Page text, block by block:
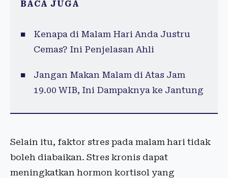
BACA JUGA
Kenapa di Malam Hari Anda Justru
Cemas? Ini Penjelasan Ahli
Jangan Makan Malam di Atas Jam
19.00 WIB, Ini Dampaknya ke Jantung
Selain itu, faktor stres pada malam hari tidak
boleh diabaikan. Stres kronis dapat
meningkatkan hormon kortisol yang